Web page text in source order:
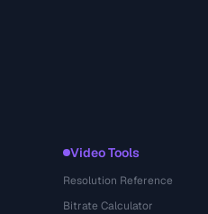
Video Tools
Resolution Reference
Bitrate Calculator